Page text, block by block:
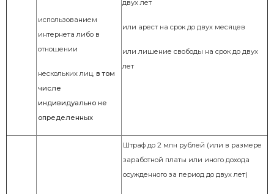
использованием
интернета либо в
отношении
нескольких лиц, в том
числе
индивидуально не
определенных
двух лет
или арест на срок до двух месяцев
илилишение свободы на срок до двух
лет
Штраф до 2 млн рублей (или в размере
заработной платы или иного дохода
осужденного за период до двух лет)